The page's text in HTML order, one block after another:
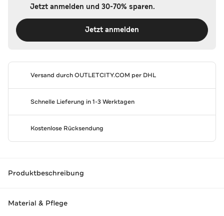
Jetzt anmelden und 30-70% sparen.
Jetzt anmelden
Versand durchOUTLETCITY.COM per DHL
Schnelle Lieferung in 1-3 Werktagen
Kostenlose Rücksendung
Produktbeschreibung
Material & Pflege